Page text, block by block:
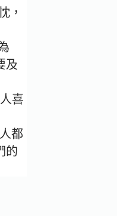
，
及
喜
都
的